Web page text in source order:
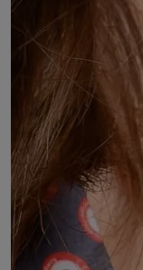
ville (AFEV)
l'union
(UNEF)
COMMISSIONS
Commission 7 :
populaire et
Commission 3 :
parcours